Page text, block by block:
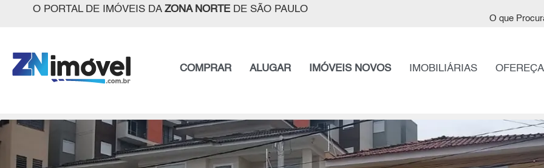
O PORTAL DE IMÓVEIS DA ZONA NORTEDE SÃO PAULO
O que
COMPRAR ALUGAR IMÓVEIS NOVOS IMOBILIÁRIAS